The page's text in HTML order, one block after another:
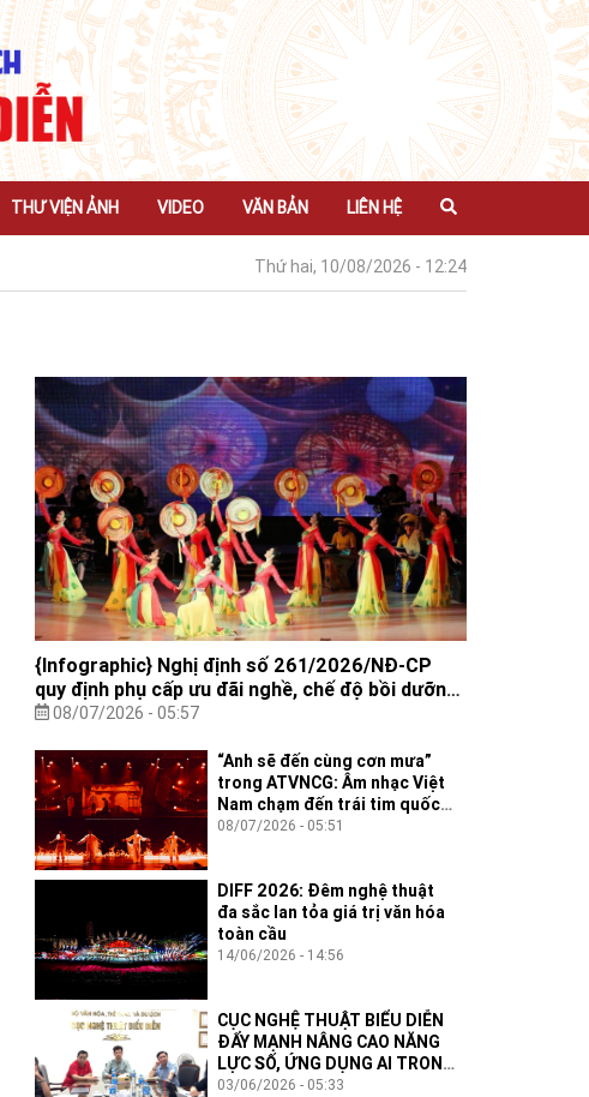
THƯ VIỆN ẢNH VIDEO VĂN BẢN LIÊN HỆ
Thứ hai, 10/08/2026 - 12:24
{Infographic} Nghị định số 261/2026/NĐ-CP
quy định phụ cấp ưu đãi nghề, chế độ bồi dưỡng
luyện tập đối với người hoạt động nghệ thuật
08/07/2026 - 05:57
“Anh sẽ đến cùng cơn mưa”
trong ATVNCG: Âm nhạc Việt
Nam chạm đến trái tim quốc
tế
08/07/2026 - 05:51
DIFF 2026: Đêm nghệ thuật
đa sắc lan tỏa giá trị văn hóa
toàn cầu
14/06/2026 - 14:56
CỤC NGHỆ THUẬT BIỂU DIỄN
ĐẨY MẠNH NÂNG CAO NĂNG
LỰC SỐ, ỨNG DỤNG AI TRONG
THỰC THI CÔNG VỤ
03/06/2026 - 05:33